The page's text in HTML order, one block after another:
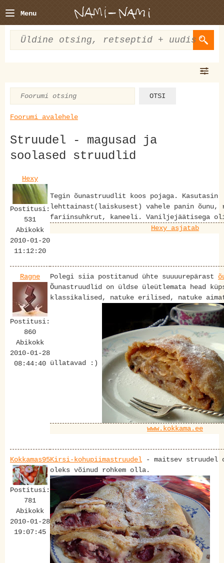
Menu
Foorumi avalehele
Struudel - magusad ja
soolased struudlid
Hexy
Postitusi:
531
Abikokk
2010-01-20
11:12:20
Tegin õunastruudlit koos pojaga. Kasutasin
lehttainast(laiskusest) vahele panin õunu,
fariinsuhkrut, kaneeli. Vaniljejäätisega
Hexy asjatab
Ragne
Postitusi:
860
Abikokk
2010-01-28
08:44:40
Polegi siia postitanud ühte suuuurepärast
Õunastruudlid on üldse üleütlemata head
klassikalised, natuke erilised, natuke
üllatavad :)
www.kokkama.ee
Kokkamas95
Postitusi:
781
Abikokk
2010-01-28
19:07:45
Kirsi-kohupiimastruudel - maitsev
oleks võinud rohkem olla.